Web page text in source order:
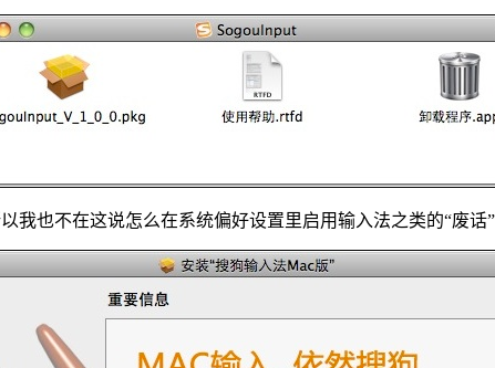
也不在这说怎么在系统偏好设置里启用输入法之类的“废话